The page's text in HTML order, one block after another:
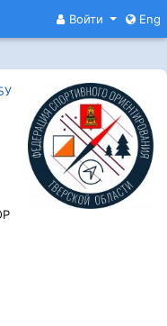
Войти Eng